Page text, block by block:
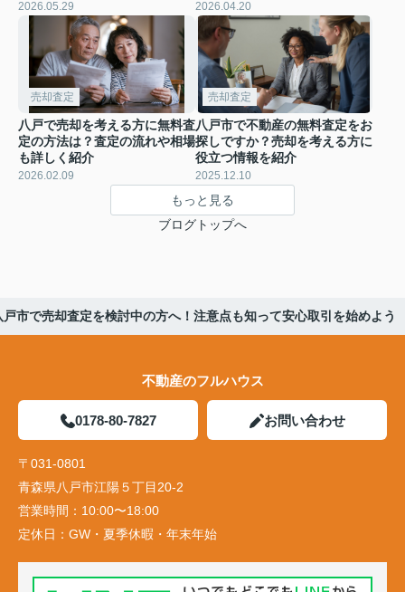
2026.05.29 2026.04.20
売却査定
八戸で売却を考える方に無料査
定の方法は？査定の流れや相場
も詳しく紹介
2026.02.09
売却査定
八戸市で不動産の無料査定をお
探しですか？売却を考える方に
役立つ情報を紹介
2025.12.10
もっと見る
ブログトップへ
戸市で売却査定を検討中の方へ！注意点も知って安心取引を始めよう
不動産のフルハウス
0178-80-7827 お問い合わせ
〒031-0801
青森県八戸市江陽５丁目20-2
営業時間： 10:00〜18:00
定休日： GW・夏季休暇・年末年始